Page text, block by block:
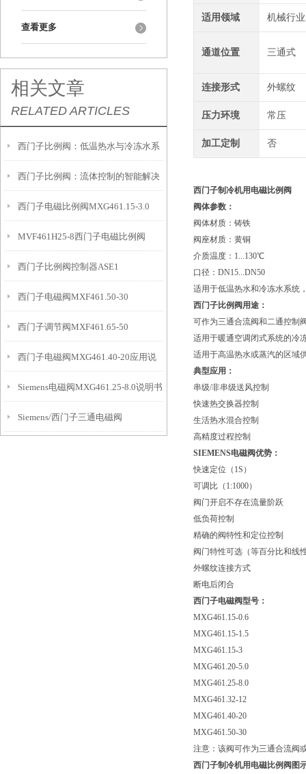
查看更多
相关文章
RELATED ARTICLES
西门子比例阀：低温热水与冷冻水系
统的理想选择
西门子比例阀：流体控制的智能解决
方案
西门子电磁比例阀MXG461.15-3.0
MVF461H25-8西门子电磁比例阀
西门子比例阀控制器ASE1
西门子电磁阀MXF461.50-30
西门子调节阀MXF461.65-50
西门子电磁阀MXG461.40-20应用说
明
Siemens电磁阀MXG461.25-8.0说明书
Siemens/西门子三通电磁阀
适用领域 机械行
通道位置 三通式
连接形式 外螺纹
压力环境 常压
加工定制 否
西门子制冷机用电磁比例阀
阀体参数：
阀体材质：铸铁
阀座材质：黄铜
介质温度：1...130℃
口径：DN15...DN50
适用于低温热水和冷冻水系统
西门子比例阀用途：
可作为三通合流阀和二通控制
适用于暖通空调闭式系统的冷
适用于高温热水或蒸汽的区域
典型应用：
串级/非串级送风控制
快速热交换器控制
生活热水混合控制
高精度过程控制
SIEMENS电磁阀优势：
快速定位（1S）
可调比（1:1000）
阀门开启不存在流量阶跃
低负荷控制
精确的阀特性和定位控制
阀门特性可选（等百分比和线
外螺纹连接方式
断电后闭合
西门子电磁阀型号：
MXG461.15-0.6
MXG461.15-1.5
MXG461.15-3
MXG461.20-5.0
MXG461.25-8.0
MXG461.32-12
MXG461.40-20
MXG461.50-30
注意：该阀可作为三通合流阀
西门子制冷机用电磁比例阀图